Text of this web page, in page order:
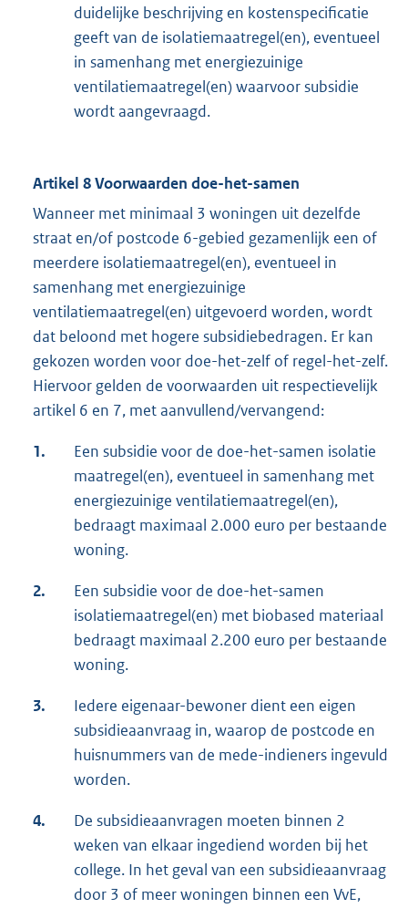
duidelijke beschrijving en kostenspecificatie
geeft van de isolatiemaatregel(en), eventueel
in samenhang met energiezuinige
ventilatiemaatregel(en) waarvoor subsidie
wordt aangevraagd.
Artikel 8 Voorwaarden doe-het-samen
Wanneer met minimaal 3 woningen uit dezelfde
straat en/of postcode 6-gebied gezamenlijk een of
meerdere isolatiemaatregel(en), eventueel in
samenhang met energiezuinige
ventilatiemaatregel(en) uitgevoerd worden, wordt
dat beloond met hogere subsidiebedragen. Er kan
gekozen worden voor doe-het-zelf of regel-het-zelf.
Hiervoor gelden de voorwaarden uit respectievelijk
artikel 6 en 7, met aanvullend/vervangend:
1.
Een subsidie voor de doe-het-samen isolatie
maatregel(en), eventueel in samenhang met
energiezuinige ventilatiemaatregel(en),
bedraagt maximaal 2.000 euro per bestaande
woning.
2.
Een subsidie voor de doe-het-samen
isolatiemaatregel(en) met biobased materiaal
bedraagt maximaal 2.200 euro per bestaande
woning.
3.
Iedere eigenaar-bewoner dient een eigen
subsidieaanvraag in, waarop de postcode en
huisnummers van de mede-indieners ingevuld
worden.
4.
De subsidieaanvragen moeten binnen 2
weken van elkaar ingediend worden bij het
college. In het geval van een subsidieaanvraag
door 3 of meer woningen binnen een VvE,